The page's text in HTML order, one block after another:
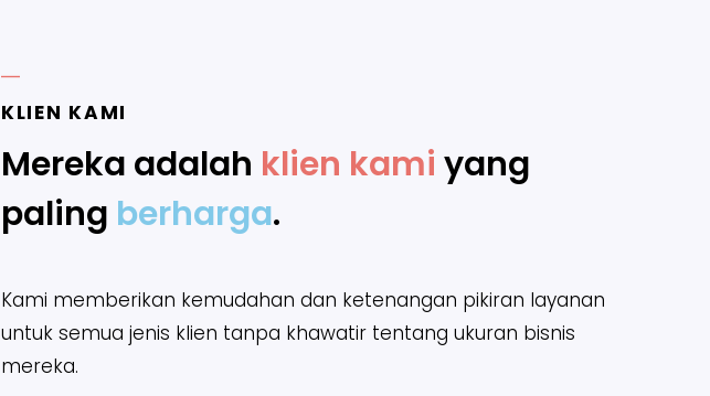
KLIEN KAMI
Mereka adalah klien kami yang
paling berharga.
Kami memberikan kemudahan dan ketenangan pikiran layanan
untuk semua jenis klien tanpa khawatir tentang ukuran bisnis
mereka.